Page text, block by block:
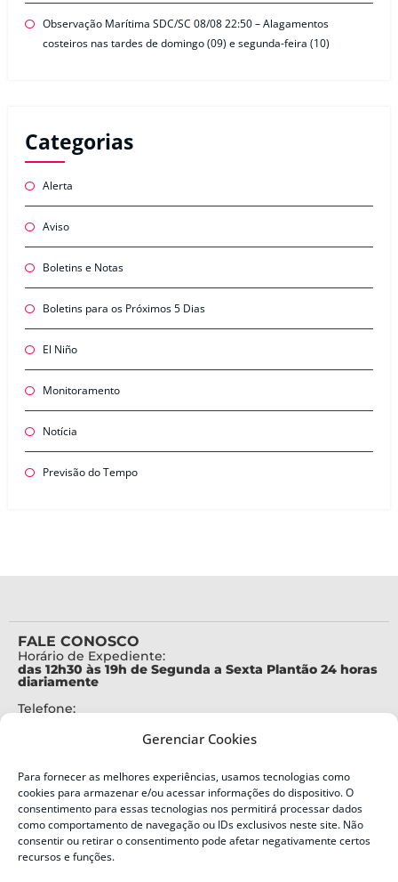
Gerenciar Cookies
Para fornecer as melhores experiências, usamos tecnologias como
cookies para armazenar e/ou acessar informações do dispositivo. O
consentimento para essas tecnologias nos permitirá processar dados
como comportamento de navegação ou IDs exclusivos neste site. Não
consentir ou retirar o consentimento pode afetar negativamente certos
recursos e funções.
Observação Marítima SDC/SC 08/08 22:50 – Alagamentos
costeiros nas tardes de domingo (09) e segunda-feira (10)
Categorias
Alerta
Aviso
Boletins e Notas
Boletins para os Próximos 5 Dias
El Niño
Monitoramento
Notícia
Previsão do Tempo
FALE CONOSCO
Horário de Expediente:
das 12h30 às 19h de Segunda a Sexta Plantão 24 horas
diariamente
Telefone:
Alertas Defesa Civil:
SMS 40199
ENDEREÇO
Defesa Civil do Estado de Santa Catarina